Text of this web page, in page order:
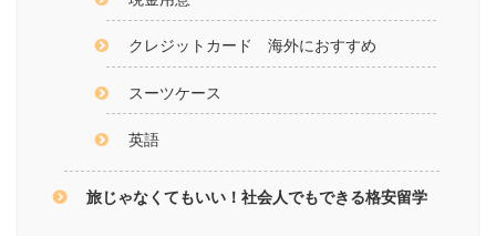
クレジットカード 海外におすすめ
スーツケース
英語
旅じゃなくてもいい！社会人でもできる格安留学